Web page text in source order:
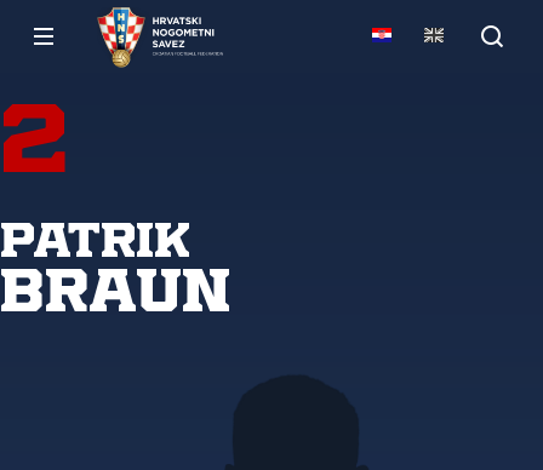
2
Patrik
Braun